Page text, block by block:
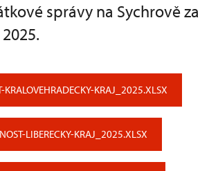
správy na Sychrově za
KRALOVEHRADECKY-KRAJ_2025.XLSX
LIBERECKY-KRAJ_2025.XLSX